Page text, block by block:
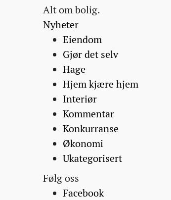
Alt om bolig.
Nyheter
Eiendom
Gjør det selv
Hage
Hjem kjære hjem
Interiør
Kommentar
Konkurranse
Økonomi
Ukategorisert
Følg oss
Facebook